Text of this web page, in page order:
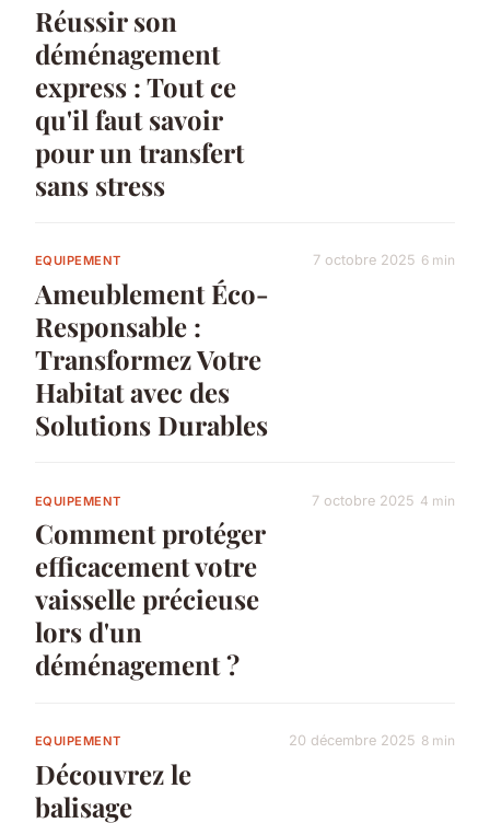
Réussir son
déménagement
express : Tout ce
qu'il faut savoir
pour un transfert
sans stress
EQUIPEMENT
Ameublement Éco-
Responsable :
Transformez Votre
Habitat avec des
Solutions Durables
7 octobre 2025 6 min
EQUIPEMENT
Comment protéger
efficacement votre
vaisselle précieuse
lors d'un
déménagement ?
7 octobre 2025 4 min
EQUIPEMENT
Découvrez le
balisage
20 décembre 2025 8 min